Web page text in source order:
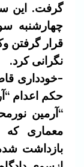
گرفت. این
چهارشنبه
قرار گرفتن
نگرانی کرد.
-خودداری
حکم اعدام